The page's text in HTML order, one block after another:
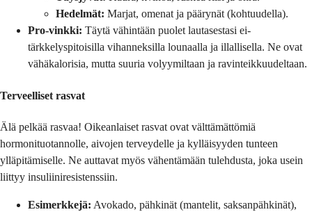
Hedelmät: Marjat, omenat ja päärynät (kohtuudella).
Pro-vinkki: Täytä vähintään puolet lautasestasi ei-
tärkkelyspitoisilla vihanneksilla lounaalla ja illallisella. Ne ovat
vähäkalorisia, mutta suuria volyymiltaan ja ravinteikkuudeltaan.
Terveelliset rasvat
Älä pelkää rasvaa! Oikeanlaiset rasvat ovat välttämättömiä
hormonituotannolle, aivojen terveydelle ja kylläisyyden tunteen
ylläpitämiselle. Ne auttavat myös vähentämään tulehdusta, joka usein
liittyy insuliiniresistenssiin.
Esimerkkejä: Avokado, pähkinät (mantelit, saksanpähkinät),